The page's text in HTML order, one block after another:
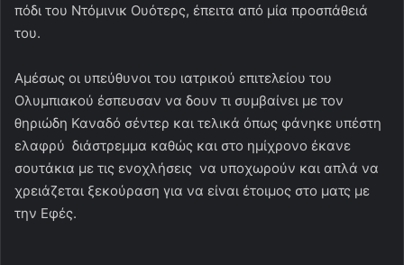
πόδι του Ντόμινικ Ουότερς, έπειτα από μία προσπάθειά
του.
Αμέσως οι υπεύθυνoι του ιατρικού επιτελείου του
Ολυμπιακού έσπευσαν να δουν τι συμβαίνει με τον
θηριώδη Καναδό σέντερ και τελικά όπως φάνηκε υπέστη
ελαφρύ διάστρεμμα καθώς και στο ημίχρονο έκανε
σουτάκια με τις ενοχλήσεις να υποχωρούν και απλά να
χρειάζεται ξεκούραση για να είναι έτοιμος στο ματς με
την Εφές.